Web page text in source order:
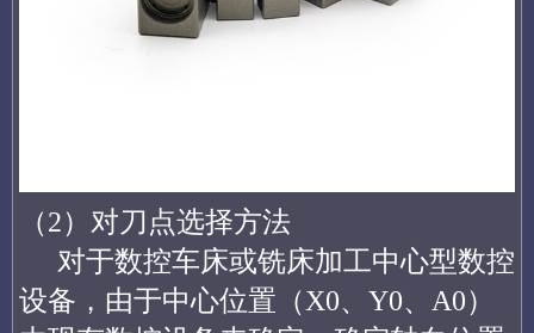
（2）对刀点选择方法
对于数控车床或铣床加工中心型数控
设备，由于中心位置（X0、Y0、A0）